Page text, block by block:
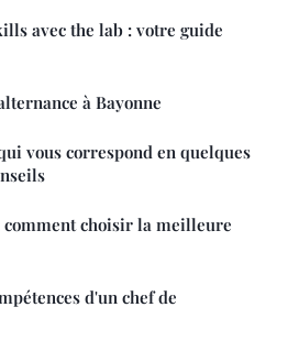
avec the lab : votre guide
à Bayonne
vous correspond en quelques
choisir la meilleure
d'un chef de